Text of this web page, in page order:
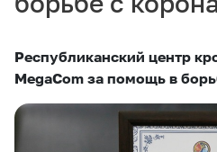
M2M
Республиканский центр
MegaCom за помощь в